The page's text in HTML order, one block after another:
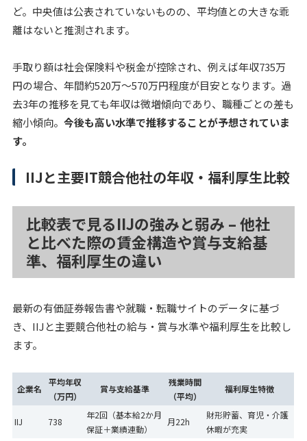
ど。中央値は公表されていないものの、平均値との大きな乖
離はないと推測されます。
手取り額は社会保険料や税金が控除され、例えば年収735万
円の場合、年間約520万〜570万円程度が目安となります。過
去3年の推移を見ても年収は微増傾向であり、職種ごとの差も
縮小傾向。今後も高い水準で推移することが予想されていま
す。
IIJと主要IT競合他社の年収・福利厚生比較
比較表で見るIIJの強みと弱み – 他社
と比べた際の賃金構造や賞与支給基
準、福利厚生の違い
最新の有価証券報告書や就職・転職サイトのデータに基づ
き、IIJと主要競合他社の給与・賞与水準や福利厚生を比較し
ます。
企業名
平均年収
（万円）
賞与支給基準
残業時間
（平均）
福利厚生特徴
IIJ 738
年2回（基本給2か月
保証＋業績連動）
月22h
財形貯蓄、育児・介護
休暇が充実